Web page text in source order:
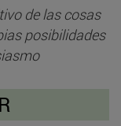
de las cosas
posibilidades